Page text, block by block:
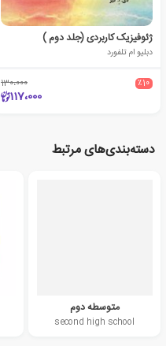
ژئوفیزیک کاربردی (جلد دوم )
دبلیو ام تلفورد
٪10 130،000
117،000
دسته‌بندی‌های مرتبط
متوسطه دوم
second high school